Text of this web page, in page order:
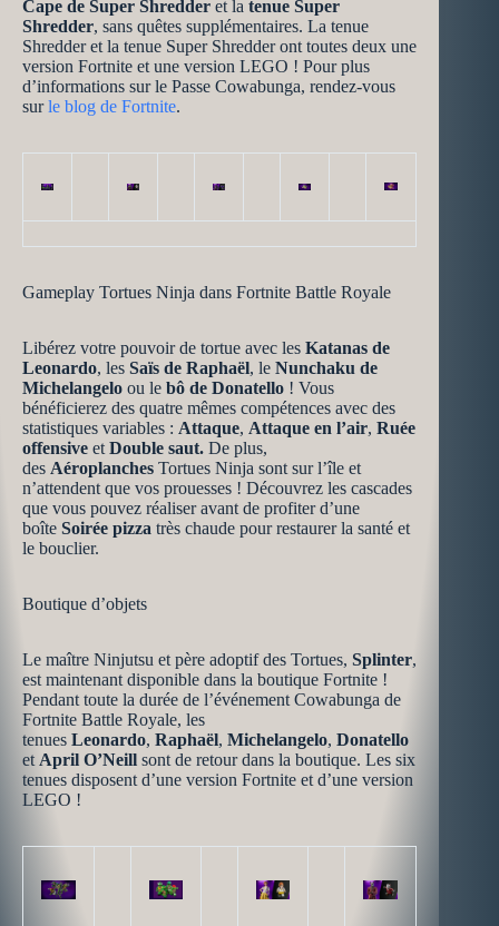
Cape de Super Shredder et la tenue Super
Shredder, sans quêtes supplémentaires. La tenue
Shredder et la tenue Super Shredder ont toutes deux une
version Fortnite et une version LEGO ! Pour plus
d’informations sur le Passe Cowabunga, rendez-vous
surle blog de Fortnite.
Gameplay Tortues Ninja dans Fortnite Battle Royale
Libérez votre pouvoir de tortue avec les Katanas de
Leonardo, les Saïs de Raphaël, le Nunchaku de
Michelangelo ou le bô de Donatello ! Vous
bénéficierez des quatre mêmes compétences avec des
statistiques variables : Attaque, Attaque en l’air, Ruée
offensive et Double saut. De plus,
des Aéroplanches Tortues Ninja sont sur l’île et
n’attendent que vos prouesses ! Découvrez les cascades
que vous pouvez réaliser avant de profiter d’une
boîte Soirée pizza très chaude pour restaurer la santé et
le bouclier.
Boutique d’objets
Le maître Ninjutsu et père adoptif des Tortues, Splinter,
est maintenant disponible dans la boutique Fortnite !
Pendant toute la durée de l’événement Cowabunga de
Fortnite Battle Royale, les
tenues Leonardo, Raphaël, Michelangelo, Donatello
et April O’Neill sont de retour dans la boutique. Les six
tenues disposent d’une version Fortnite et d’une version
LEGO !